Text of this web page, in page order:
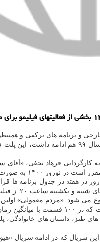
های ترکیبی و همینطور فیلمهای
فرهاد نجفی،
از فیلیمو اکران شوند.
سری جدید «شب های مافیا» ویژه ایام نوروز ۱۴۰۰
۲۰ از فیلیمو پخش می شود.
«مردم معمولی» به کارگردانی رامبد جوان دیگر
طنز، داستان های
سریال که در ادامه سریال